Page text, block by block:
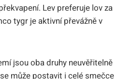
Lev preferuje lov za
tygr je aktivní převážně v
jsou oba druhy neuvěřitelně
může postavit i celé smečce